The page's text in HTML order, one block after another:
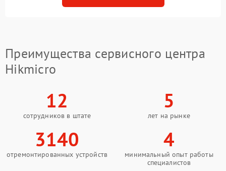
Преимущества сервисного центра
Hikmicro
12
сотрудников в штате
5
лет на рынке
3140
отремонтированных устройств
4
минимальный опыт работы
специалистов